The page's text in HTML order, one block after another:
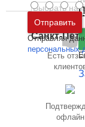
Москва и
Санкт-
Есть
офлайн
Отправить
Отправляя
персональных